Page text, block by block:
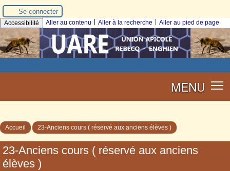
Se connecter
Accessibilité Aller au contenu Aller à la recherche Aller au pied de page
MENU
Accueil 23-Anciens cours ( réservé aux anciens élèves )
23-Anciens cours ( réservé aux anciens
élèves )